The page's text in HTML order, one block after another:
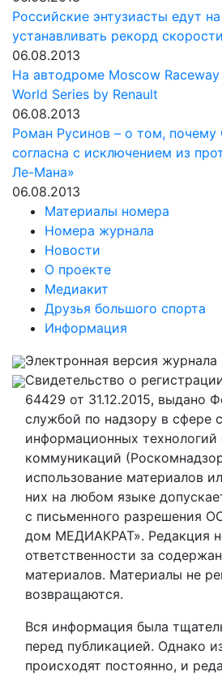
Российские энтузиасты едут
устанавливать рекорд скорости
06.08.2013
На автодроме Moscow Raceway
World Series by Renault
06.08.2013
Роман Русинов – о том, почему
согласна с исключением из
Ле-Мана»
06.08.2013
Материалы номера
Номера журнала
Новости
О проекте
Медиакит
Друзья большого спорта
Информация
Электронная версия
Свидетельство о
64429 от 31.12.2015, выдано
службой по надзору в сфере
информационных
коммуникаций
использование материалов
них на любом языке
с письменного разрешения
дом МЕДИАКРАТ». Редакция
ответственности за
материалов. Материалы не
возвращаются.
Вся информация была
перед публикацией. Однако
происходят постоянно, и